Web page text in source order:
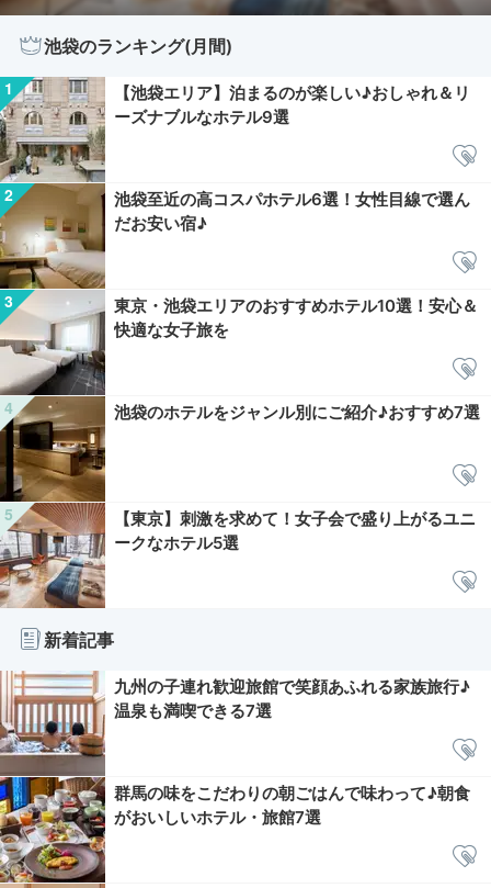
池袋のランキング(月間)
【池袋エリア】泊まるのが楽しい♪おしゃれ＆リ
ーズナブルなホテル9選
池袋至近の高コスパホテル6選！女性目線で選ん
だお安い宿♪
東京・池袋エリアのおすすめホテル10選！安心＆
快適な女子旅を
池袋のホテルをジャンル別にご紹介♪おすすめ7選
【東京】刺激を求めて！女子会で盛り上がるユニ
ークなホテル5選
新着記事
九州の子連れ歓迎旅館で笑顔あふれる家族旅行♪
温泉も満喫できる7選
群馬の味をこだわりの朝ごはんで味わって♪朝食
がおいしいホテル・旅館7選